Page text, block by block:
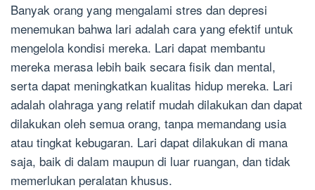
Banyak orang yang mengalami stres dan depresi
menemukan bahwa lari adalah cara yang efektif untuk
mengelola kondisi mereka. Lari dapat membantu
mereka merasa lebih baik secara fisik dan mental,
serta dapat meningkatkan kualitas hidup mereka. Lari
adalah olahraga yang relatif mudah dilakukan dan dapat
dilakukan oleh semua orang, tanpa memandang usia
atau tingkat kebugaran. Lari dapat dilakukan di mana
saja, baik di dalam maupun di luar ruangan, dan tidak
memerlukan peralatan khusus.